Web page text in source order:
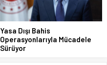
Yasa Dışı Bahis
Operasyonlarıyla Mücadele
Sürüyor